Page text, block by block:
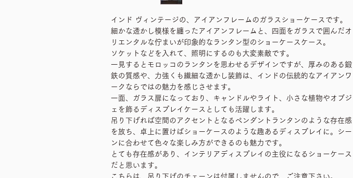
インド ヴィンテージの、アイアンフレームのガラスショーケースです。
細かな透かし模様を纏ったアイアンフレームと、四面をガラスで囲んだオ
リエンタルな佇まいが印象的なランタン型のショーケースケース。
ソケットなどを入れて、照明にするのも大変素敵です。
一見するとモロッコのランタンを思わせるデザインですが、厚みのある鍛
鉄の質感や、力強くも繊細な透かし装飾は、インドの伝統的なアイアンワ
ークならではの魅力を感じさせます。
一面、ガラス扉になっており、キャンドルやライト、小さな植物やオブジ
ェを飾るディスプレイケースとしても活躍します。
吊り下げれば空間のアクセントとなるペンダントランタンのような存在感
を放ち、卓上に置けばショーケースのような趣あるディスプレイに。シー
ンに合わせて色々な楽しみ方ができるのも魅力です。
とても存在感があり、インテリアディスプレイの主役になるショーケース
だと思います。
こちらは、吊り下げのチェーンは付属しませんので、ご注意下さい。